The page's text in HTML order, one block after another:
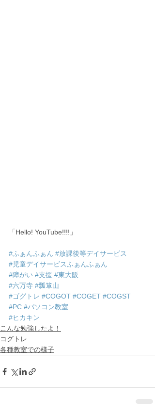
「Hello! YouTube!!!!」
#ふぁんふぁん #放課後等デイサービス
#児童デイサービスふぁんふぁん
#障がい #支援 #東大阪
#六万寺 #瓢箪山
#ゴグトレ #COGOT #COGET #COGST
#PC #パソコン教室
#ヒカキン
こんな勉強したよ！
コグトレ
各種教室での様子